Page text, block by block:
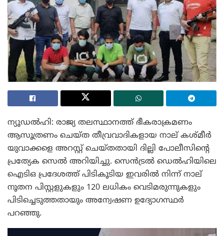
ന്യൂഡൽഹി: രാജ്യ തലസ്ഥാനത്ത് ഭീകരാക്രമണം
ആസൂത്രണം ചെയ്ത തീവ്രവാദികളായ നാല് കശ്മീർ
യുവാക്കളെ അറസ്റ്റ് ചെയ്തതായി ദില്ലി പോലീസിന്റെ
പ്രത്യേക സെൽ അറിയിച്ചു. സെൻട്രൽ ഡെൽഹിയിലെ
ഐടിഒ പ്രദേശത്ത് പിടികൂടിയ ഇവരിൽ നിന്ന് നാല്
നൂതന പിസ്റ്റളുകളും 120 ലധികം വെടിമരുന്നുകളും
പിടിച്ചെടുത്തതായും അന്വേഷണ ഉദ്യോഗസ്ഥർ
പറഞ്ഞു.